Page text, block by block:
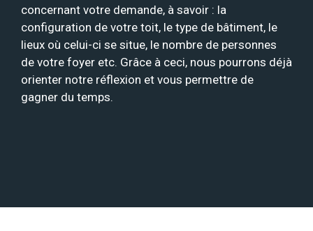
concernant votre demande, à savoir : la
configuration de votre toit, le type de bâtiment, le
lieux où celui-ci se situe, le nombre de personnes
de votre foyer etc. Grâce à ceci, nous pourrons déjà
orienter notre réflexion et vous permettre de
gagner du temps.